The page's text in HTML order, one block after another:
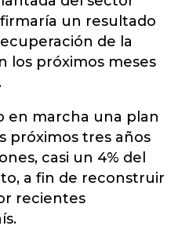
un resultado
de la
los próximos meses
en marcha una plan
próximos tres años
casi un 4% del
a fin de reconstruir
recientes